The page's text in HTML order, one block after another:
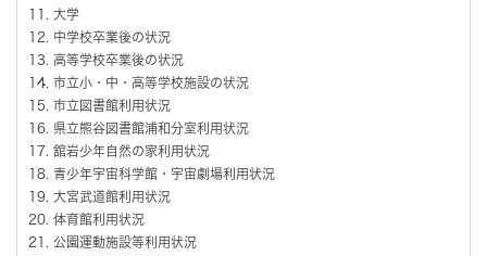
大学
中学校卒業後の状況
高等学校卒業後の状況
市立小・中・高等学校施設の状況
市立図書館利用状況
県立熊谷図書館浦和分室利用状況
舘岩少年自然の家利用状況
青少年宇宙科学館・宇宙劇場利用状況
大宮武道館利用状況
体育館利用状況
公園運動施設等利用状況